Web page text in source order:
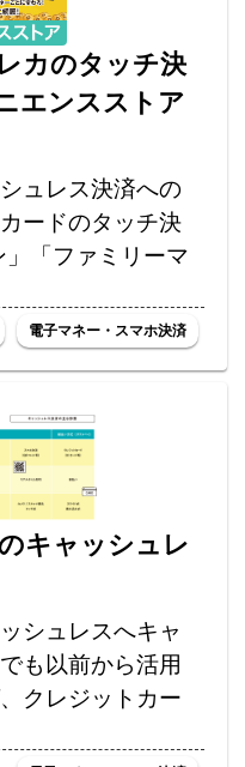
カのタッチ決
エンスストア
ュレス決済への
ードのタッチ決
「ファミリーマ
電子マネー・スマホ決済
キャッシュレ
シュレスへキャ
も以前から活用
クレジットカー